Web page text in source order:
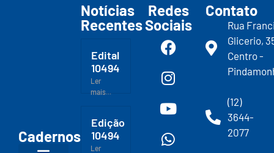
Cadernos
Notícias
Recentes
Edital
10494
Ler
mais...
Edição
10494
Ler
Redes
Sociais
Contato
Rua
Glicerio,
Centro -
(12)
3644-
2077